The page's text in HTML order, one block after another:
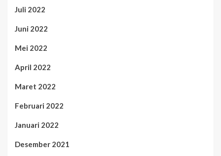
Juli 2022
Juni 2022
Mei 2022
April 2022
Maret 2022
Februari 2022
Januari 2022
Desember 2021